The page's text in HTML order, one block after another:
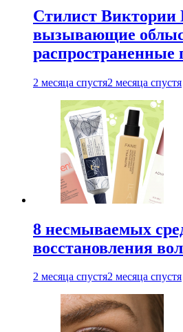
Стилист Виктории
вызывающие
2 месяца спустя2 месяца спустя
8 несмываемых
восстановления
2 месяца спустя2 месяца спустя